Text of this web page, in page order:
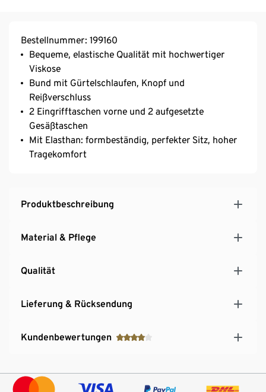
Bestellnummer: 199160
Bequeme, elastische Qualität mit hochwertiger
Viskose
Bund mit Gürtelschlaufen, Knopf und
Reißverschluss
2 Eingrifftaschen vorne und 2 aufgesetzte
Gesäßtaschen
Mit Elasthan: formbeständig, perfekter Sitz, hoher
Tragekomfort
Produktbeschreibung
Material & Pflege
Qualität
Lieferung & Rücksendung
Kundenbewertungen